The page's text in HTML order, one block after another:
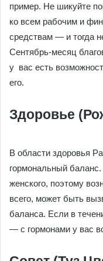
пример. Не шикуйте
ко всем рабочим и
средствам — и тогда
Сентябрь-месяц
у вас есть
его.
Здоровье
В области здоровья
гормональный баланс.
женского, поэтому
всего, может быть
баланса. Если в
— с гормонами у вас